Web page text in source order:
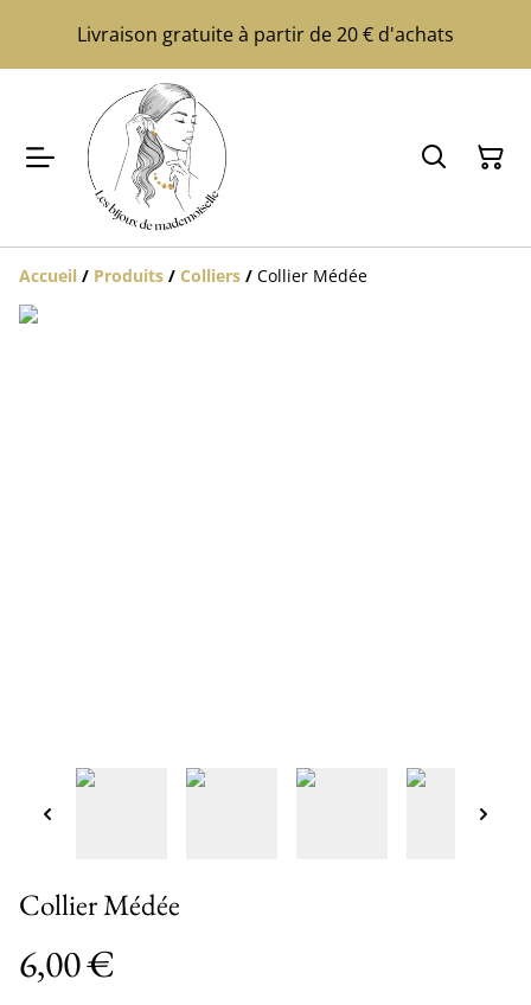
Livraison gratuite à partir de 20 € d'achats
Accueil / Produits / Colliers / Collier Médée
Collier Médée
6,00 €